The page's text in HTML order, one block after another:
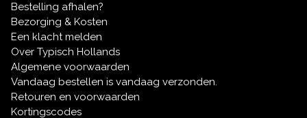
Speelkaarten
Bestelling afhalen?
Bezorging & Kosten
Een klacht melden
Over Typisch Hollands
Algemene voorwaarden
Vandaag bestellen is vandaag verzonden.
Retouren en voorwaarden
Kortingscodes